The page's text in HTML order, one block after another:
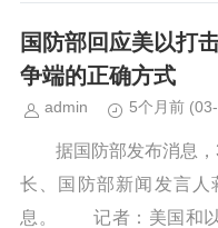
国防部回应美以打
争端的正确方式
admin 5个月前
据国防部发布消息，3
长、国防部新闻发言人
息。 记者：美国和以